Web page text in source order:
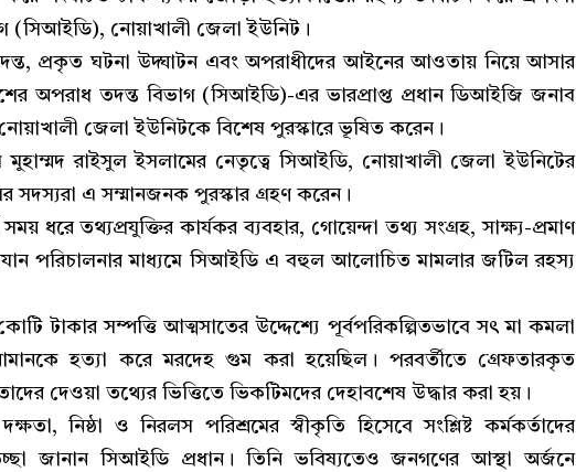
(সিআইডি), নোয়াখালী জেলা ইউনিট।
প্রকৃত ঘটনা উদ্ঘাটন এবং অপরাধীদের আইনের আওতায় নিয়ে আসার
অপরাধ তদন্ত বিভাগ (সিআইডি)-এর ভারপ্রাপ্ত প্রধান ডিআইজি জনাব
জেলা ইউনিটকে বিশেষ পুরস্কারে ভূষিত করেন।
রাইসুল ইসলামের নেতৃত্বে সিআইডি, নোয়াখালী জেলা ইউনিটের
সদস্যরা এ সম্মানজনক পুরস্কার গ্রহণ করেন।
সময় ধরে তথ্যপ্রযুক্তির কার্যকর ব্যবহার, গোয়েন্দা তথ্য সংগ্রহ, সাক্ষ্য-প্রমাণ
পরিচালনার মাধ্যমে সিআইডি এ বহুল আলোচিত মামলার জটিল রহস্য
টাকার সম্পত্তি আত্মসাতের উদ্দেশ্যে পূর্বপরিকল্পিতভাবে সৎ মা কমলা
হত্যা করে মরদেহ গুম করা হয়েছিল। পরবর্তীতে গ্রেফতারকৃত
দেওয়া তথ্যের ভিত্তিতে ভিকটিমদের দেহাবশেষ উদ্ধার করা হয়।
নিষ্ঠা ও নিরলস পরিশ্রমের স্বীকৃতি হিসেবে সংশ্লিষ্ট কর্মকর্তাদের
জানান সিআইডি প্রধান। তিনি ভবিষ্যতেও জনগণের আস্থা অর্জনে